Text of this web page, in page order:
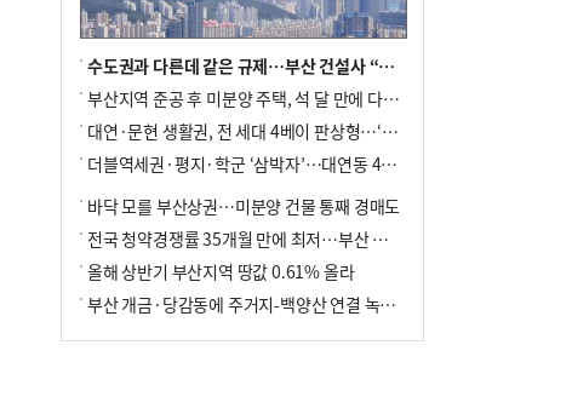
수도권과 다른데 같은 규제…부산 건설사 “쓰러지기 직전”
부산지역 준공 후 미분양 주택, 석 달 만에 다시 3000가구 넘어서
대연·문현 생활권, 전 세대 4베이 판상형…‘더샵 트리센트’ 내달 분양
더블역세권·평지·학군 ‘삼박자’…대연동 42층 브랜드 단지
바닥 모를 부산상권…미분양 건물 통째 경매도
전국 청약경쟁률 35개월 만에 최저…부산 미분양 ‘적체’ 심화
올해 상반기 부산지역 땅값 0.61% 올라
부산 개금·당감동에 주거지-백양산 연결 녹지 조성